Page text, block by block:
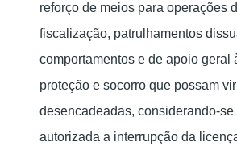
reforço de meios para operações
fiscalização, patrulhamentos
comportamentos e de apoio geral
proteção e socorro que possam
desencadeadas, considerando-se
autorizada a interrupção da